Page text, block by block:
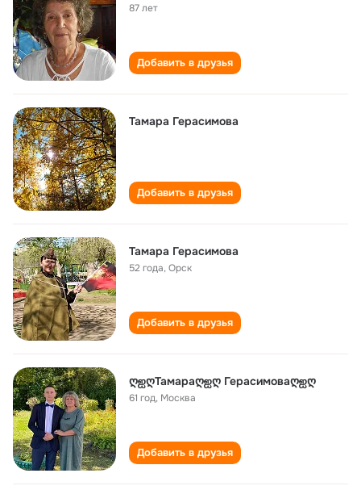
87 лет
Добавить в друзья
Тамара Герасимова
Добавить в друзья
Тамара Герасимова
52 года,Орск
Добавить в друзья
ღஐღТамараღஐღ Герасимоваღஐღ
61 год, Москва
Добавить в друзья